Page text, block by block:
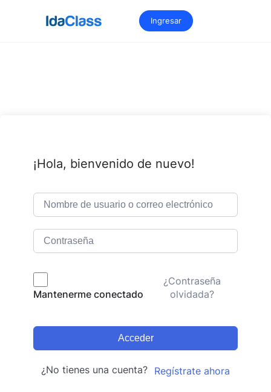
Ingresar
¡Hola, bienvenido de nuevo!
Mantenerme conectado
¿Contraseña
olvidada?
Acceder
¿No tienes una cuenta? Regístrate ahora